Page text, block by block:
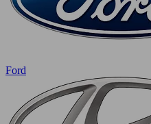
Ford